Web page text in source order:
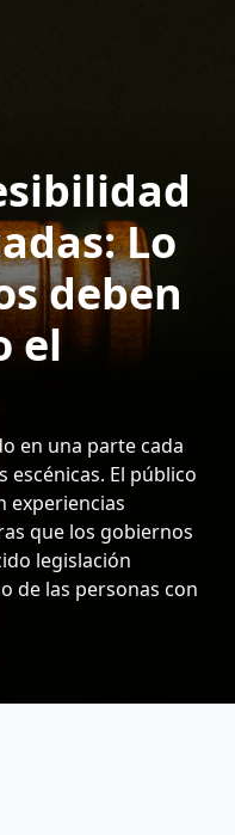
Lo
deben
el
en una parte cada
escénicas. El público
experiencias
que los gobiernos
legislación
de las personas con